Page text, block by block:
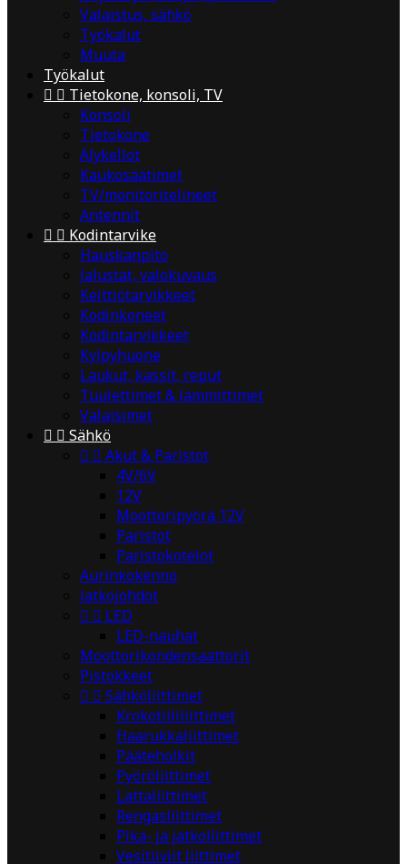
Valaistus, sähkö
Työkalut
Muuta
Työkalut
  Tietokone, konsoli, TV
Konsoli
Tietokone
Älykellot
Kaukosäätimet
TV/monitoritelineet
Antennit
  Kodintarvike
Hauskanpito
Jalustat, valokuvaus
Keittiötarvikkeet
Kodinkoneet
Kodintarvikkeet
Kylpyhuone
Laukut, kassit, reput
Tuulettimet & lämmittimet
Valaisimet
  Sähkö
  Akut & Paristot
4V/6V
12V
Moottoripyörä 12V
Paristot
Paristokotelot
Aurinkokenno
Jatkojohdot
  LED
LED-nauhat
Moottorikondensaattorit
Pistokkeet
  Sähköliittimet
Krokotiililiittimet
Haarukkaliittimet
Pääteholkit
Pyöröliittimet
Lattaliittimet
Rengasliittimet
Pika- ja jatkoliittimet
Vesitiiviit liittimet